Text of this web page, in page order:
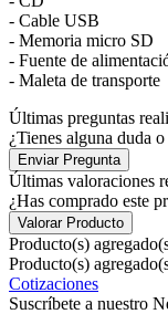
- Cable USB
- Memoria micro SD
- Fuente de
- Maleta de transporte
Últimas preguntas
¿Tienes alguna duda
Enviar Pregunta
Últimas valoraciones
¿Has comprado este
Valorar Producto
Producto(s)
Producto(s)
Cotizaciones
Suscríbete a nuestro